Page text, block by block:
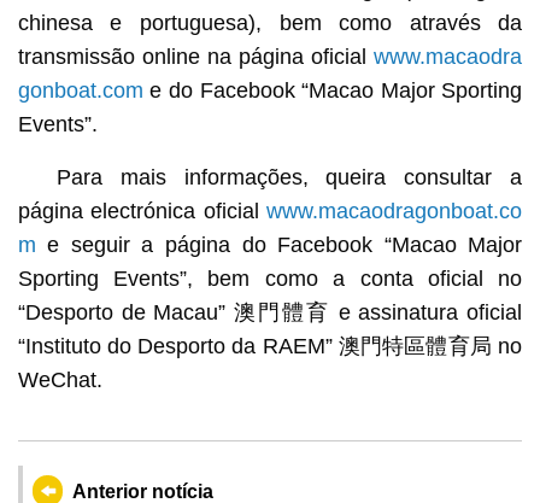
chinesa e portuguesa), bem como através da
transmissão online na página oficialwww.macaodra
gonboat.com e do Facebook “Macao Major Sporting
Events”.
Para mais informações, queira consultar a
página electrónica oficialwww.macaodragonboat.co
m e seguir a página do Facebook “Macao Major
Sporting Events”, bem como a conta oficial no
“Desporto de Macau” 澳門體育 e assinatura oficial
“Instituto do Desporto da RAEM” 澳門特區體育局 no
WeChat.
Anterior notícia